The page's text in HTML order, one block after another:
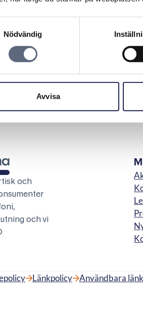
Nödvändig
Avvisa
i kontakt med Halebops kundtjänst?
2025-10-30
på Facebook
Dela sidan på Linkedin
och
och vi
Länkpolicy Användbara